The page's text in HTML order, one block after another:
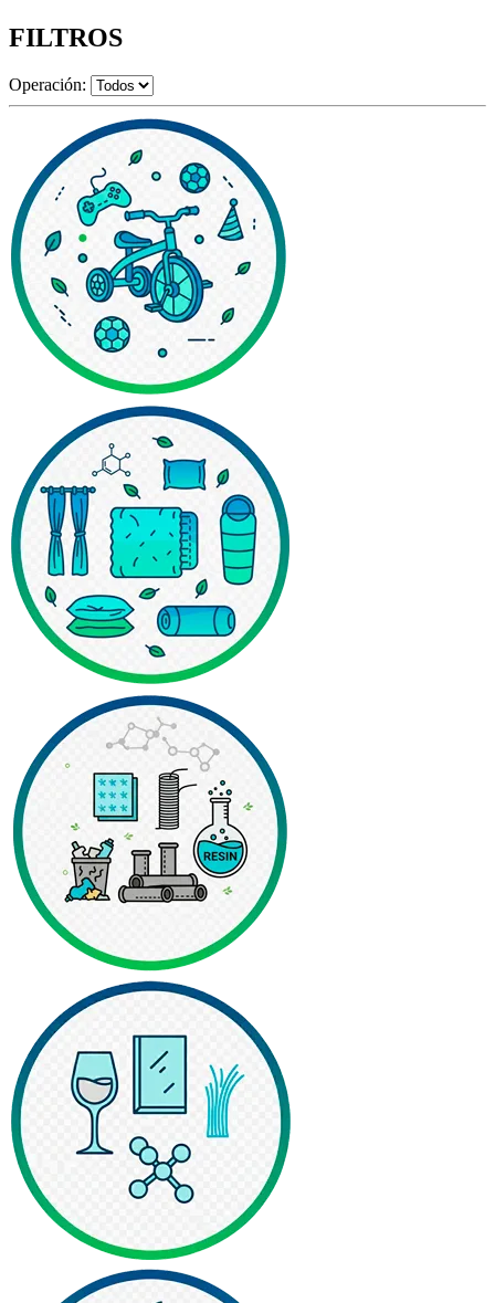
FILTROS
Operación: